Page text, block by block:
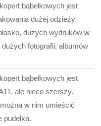
bąbelkowych jest
dużej odzieży
dużych wydruków w
fotografii, albumów
bąbelkowych jest
ale nieco szerszy.
w nim umieścić
pudełka.